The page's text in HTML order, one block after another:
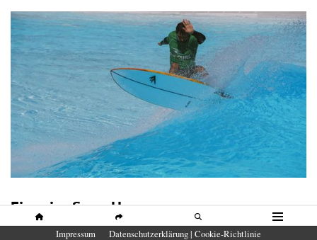
SHARE SUCHE
Firewire Spun Honey
Impressum Datenschutzerklärung | Cookie-Richtlinie